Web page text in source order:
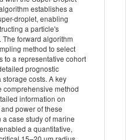
establishes a
droplet, enabling
a particle's
forward algorithm
method to select
to a representative cohort
prognostic
costs. A key
comprehensive method
information on
power of these
case study of marine
a quantitative,